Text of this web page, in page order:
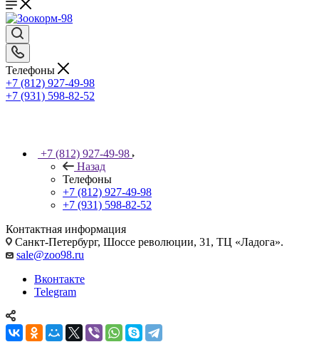
Телефоны
+7 (812) 927-49-98
+7 (931) 598-82-52
+7 (812) 927-49-98
Назад
Телефоны
+7 (812) 927-49-98
+7 (931) 598-82-52
Контактная информация
Санкт-Петербург, Шоссе революции, 31, ТЦ «Ладога».
sale@zoo98.ru
Вконтакте
Telegram